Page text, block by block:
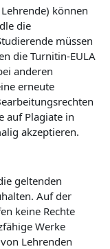
können
die
müssen
die Turnitin-EULA
anderen
erneute
auf Plagiate in
akzeptieren.
geltenden
Auf der
keine Rechte
Werke
Lehrenden